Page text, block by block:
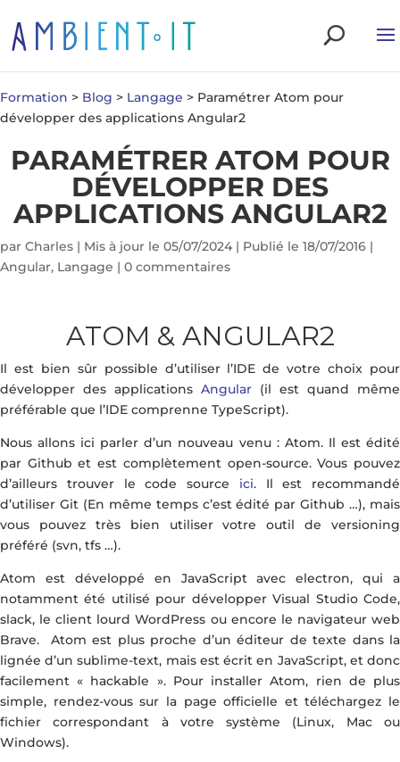
Formation > Blog > Langage > Paramétrer Atom pour
développer des applications Angular2
PARAMÉTRER ATOM POUR
DÉVELOPPER DES
APPLICATIONS ANGULAR2
par Charles | Mis à jour le 05/07/2024 | Publié le 18/07/2016 |
Angular, Langage | 0 commentaires
ATOM & ANGULAR2
Il est bien sûr possible d’utiliser l’IDE de votre choix pour
développer des applications Angular (il est quand même
préférable que l’IDE comprenne TypeScript).
Nous allons ici parler d’un nouveau venu : Atom. Il est édité
par Github et est complètement open-source. Vous pouvez
d’ailleurs trouver le code source ici. Il est recommandé
d’utiliser Git (En même temps c’est édité par Github …), mais
vous pouvez très bien utiliser votre outil de versioning
préféré (svn, tfs …).
Atom est développé en JavaScript avec electron, qui a
notamment été utilisé pour développer Visual Studio Code,
slack, le client lourd WordPress ou encore le navigateur web
Brave. Atom est plus proche d’un éditeur de texte dans la
lignée d’un sublime-text, mais est écrit en JavaScript, et donc
facilement « hackable ». Pour installer Atom, rien de plus
simple, rendez-vous sur la page officielle et téléchargez le
fichier correspondant à votre système (Linux, Mac ou
Windows).